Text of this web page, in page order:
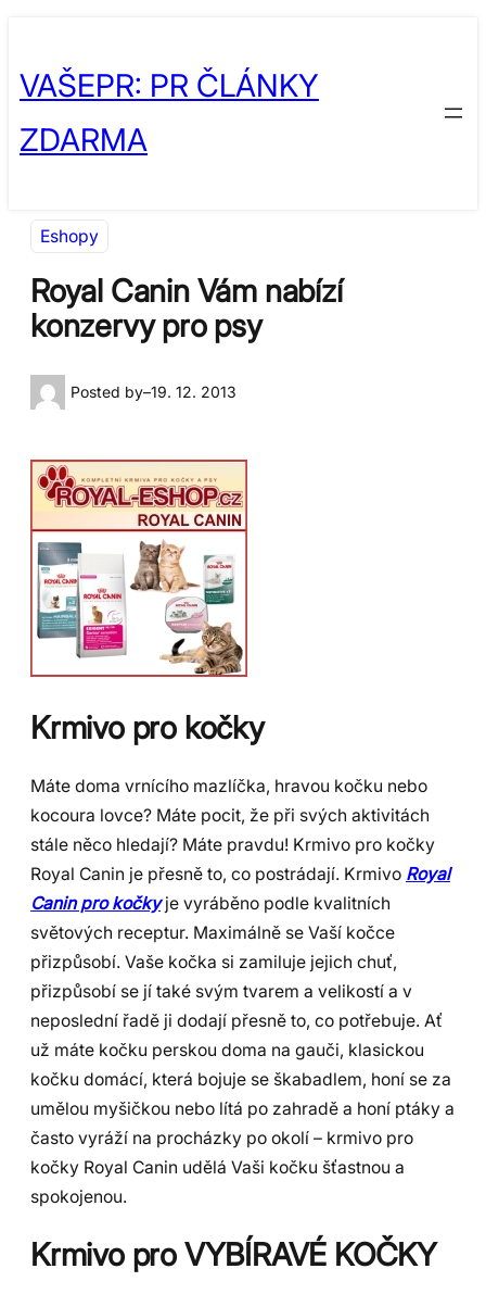
obsah
content
VAŠEPR: PR ČLÁNKY
ZDARMA
Eshopy
Royal Canin Vám nabízí
konzervy pro psy
Posted by–19. 12. 2013
Krmivo pro kočky
Máte doma vrnícího mazlíčka, hravou kočku nebo
kocoura lovce? Máte pocit, že při svých aktivitách
stále něco hledají? Máte pravdu! Krmivo pro kočky
Royal Canin je přesně to, co postrádají. Krmivo Royal
Canin pro kočkyje vyráběno podle kvalitních
světových receptur. Maximálně se Vaší kočce
přizpůsobí. Vaše kočka si zamiluje jejich chuť,
přizpůsobí se jí také svým tvarem a velikostí a v
neposlední řadě ji dodají přesně to, co potřebuje. Ať
už máte kočku perskou doma na gauči, klasickou
kočku domácí, která bojuje se škabadlem, honí se za
umělou myšičkou nebo lítá po zahradě a honí ptáky a
často vyráží na procházky po okolí – krmivo pro
kočky Royal Canin udělá Vaši kočku šťastnou a
spokojenou.
Krmivo pro VYBÍRAVÉ KOČKY